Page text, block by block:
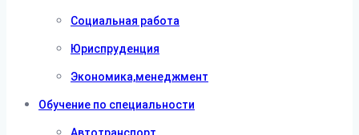
Социальная работа
Юриспруденция
Экономика,менеджмент
Обучение по специальности